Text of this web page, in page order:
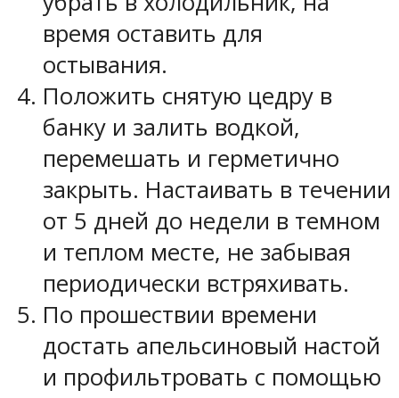
время оставить для
остывания.
Положить снятую цедру в
банку и залить водкой,
перемешать и герметично
закрыть. Настаивать в течении
от 5 дней до недели в темном
и теплом месте, не забывая
периодически встряхивать.
По прошествии времени
достать апельсиновый настой
и профильтровать с помощью